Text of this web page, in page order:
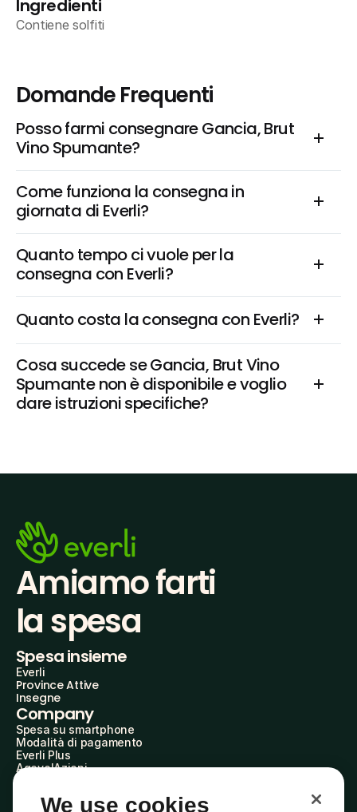
Ingredienti
Contiene solfiti
Domande Frequenti
Posso farmi consegnare Gancia, Brut
Vino Spumante?
Come funziona la consegna in
giornata di Everli?
Quanto tempo ci vuole per la
consegna con Everli?
Quanto costa la consegna con Everli?
Cosa succede se Gancia, Brut Vino
Spumante non è disponibile e voglio
dare istruzioni specifiche?
Amiamo farti
la spesa
Spesa insieme
Everli
Province Attive
Insegne
Company
Spesa su smartphone
Modalità di pagamento
Everli Plus
AgevolAzioni
Everli Shoppers
We use cookies